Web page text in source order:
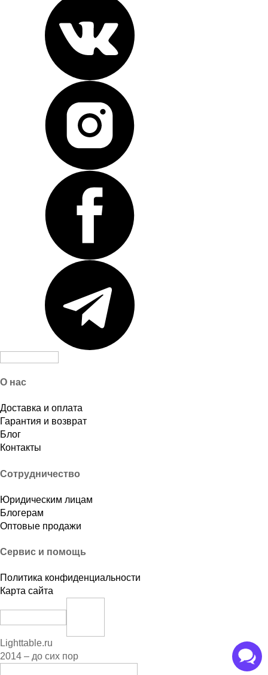
О нас
Доставка и оплата
Гарантия и возврат
Блог
Контакты
Сотрудничество
Юридическим лицам
Блогерам
Оптовые продажи
Сервис и помощь
Политика конфиденциальности
Карта сайта
Lighttable.ru
2014 – до сих пор